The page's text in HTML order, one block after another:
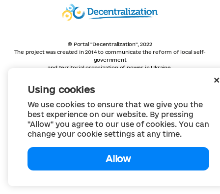
Using cookies
We use cookies to ensure that we give you the
best experience on our website. By pressing
"Allow" you agree to our use of cookies. You can
change your cookie settings at any time.
Allow
© Portal "Decentralization", 2022
The project was created in 2014 to communicate the reform of local self-
government
and territorial organization of power in Ukraine.
Creative Commons Attribution 4.0 International license,